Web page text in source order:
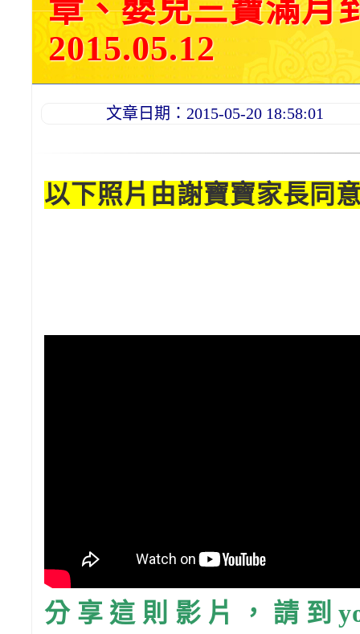
章、嬰兒三寶滿月
2015.05.12
文章日期：2015-05-20 18:58:01
以下照片由謝寶寶家長同
分享這則影片，請到